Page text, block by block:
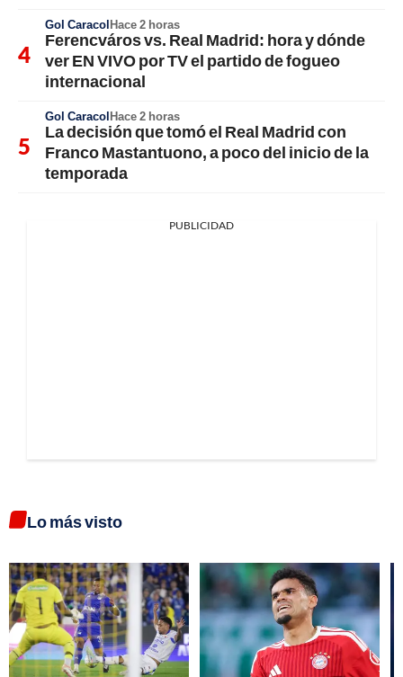
Gol CaracolHace 2 horas
Ferencváros vs. Real Madrid: hora y dónde
ver EN VIVO por TV el partido de fogueo
internacional
Gol CaracolHace 2 horas
La decisión que tomó el Real Madrid con
Franco Mastantuono, a poco del inicio de la
temporada
PUBLICIDAD
Lo más visto